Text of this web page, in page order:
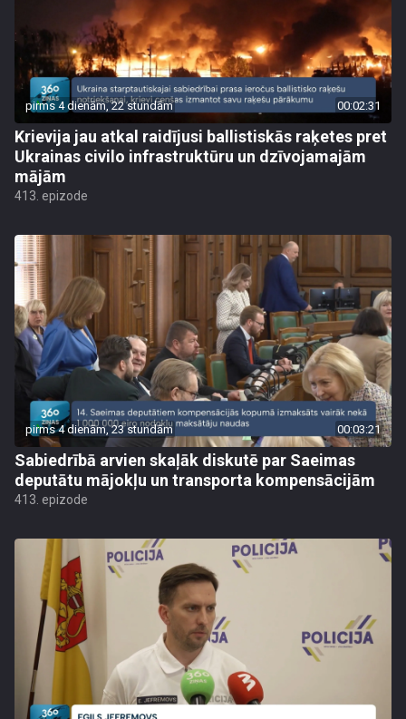
pirms 4 dienām, 22 stundām 00:02:31
Krievija jau atkal raidījusi ballistiskās raķetes pret
Ukrainas civilo infrastruktūru un dzīvojamajām
mājām
413. epizode
pirms 4 dienām, 23 stundām 00:03:21
Sabiedrībā arvien skaļāk diskutē par Saeimas
deputātu mājokļu un transporta kompensācijām
413. epizode